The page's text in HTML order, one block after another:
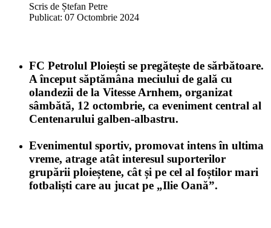
Scris de Ștefan Petre
Publicat: 07 Octombrie 2024
FC Petrolul Ploiești se pregătește de sărbătoare.
A început săptămâna meciului de gală cu
olandezii de la Vitesse Arnhem, organizat
sâmbătă, 12 octombrie, ca eveniment central al
Centenarului galben-albastru.
Evenimentul sportiv, promovat intens în ultima
vreme, atrage atât interesul suporterilor
grupării ploieștene, cât și pe cel al foștilor mari
fotbaliști care au jucat pe „Ilie Oană”.